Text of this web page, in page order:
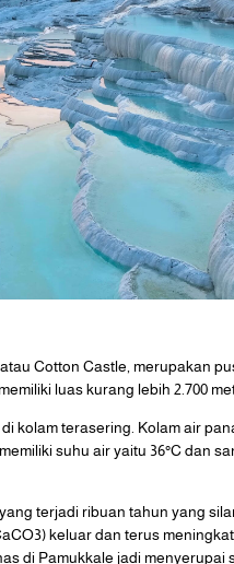
Cotton Castle, merupakan
luas kurang lebih 2.700
kolam terasering. Kolam air
suhu air yaitu 36°C dan
terjadi ribuan tahun yang
keluar dan terus
di Pamukkale jadi menyerupai